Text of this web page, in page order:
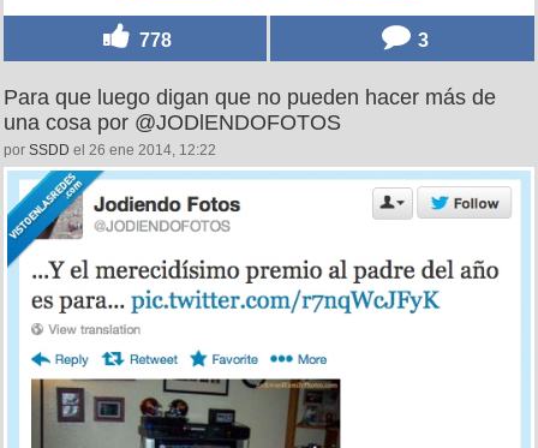
778 3
Para que luego digan que no pueden hacer más de
una cosa por @JODlENDOFOTOS
por SSDD el 26 ene 2014, 12:22